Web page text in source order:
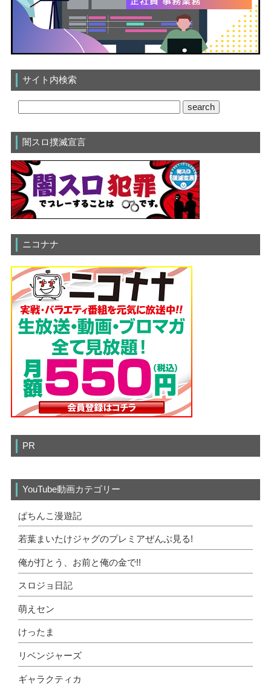
サイト内検索
闇スロ撲滅宣言
ニコナナ
PR
YouTube動画カテゴリー
ぱちんこ漫遊記
若葉まいたけジャグのプレミアぜんぶ見る!
俺が打とう、お前と俺の金で!!
スロジョ日記
萌えセン
けったま
リベンジャーズ
ギャラクティカ